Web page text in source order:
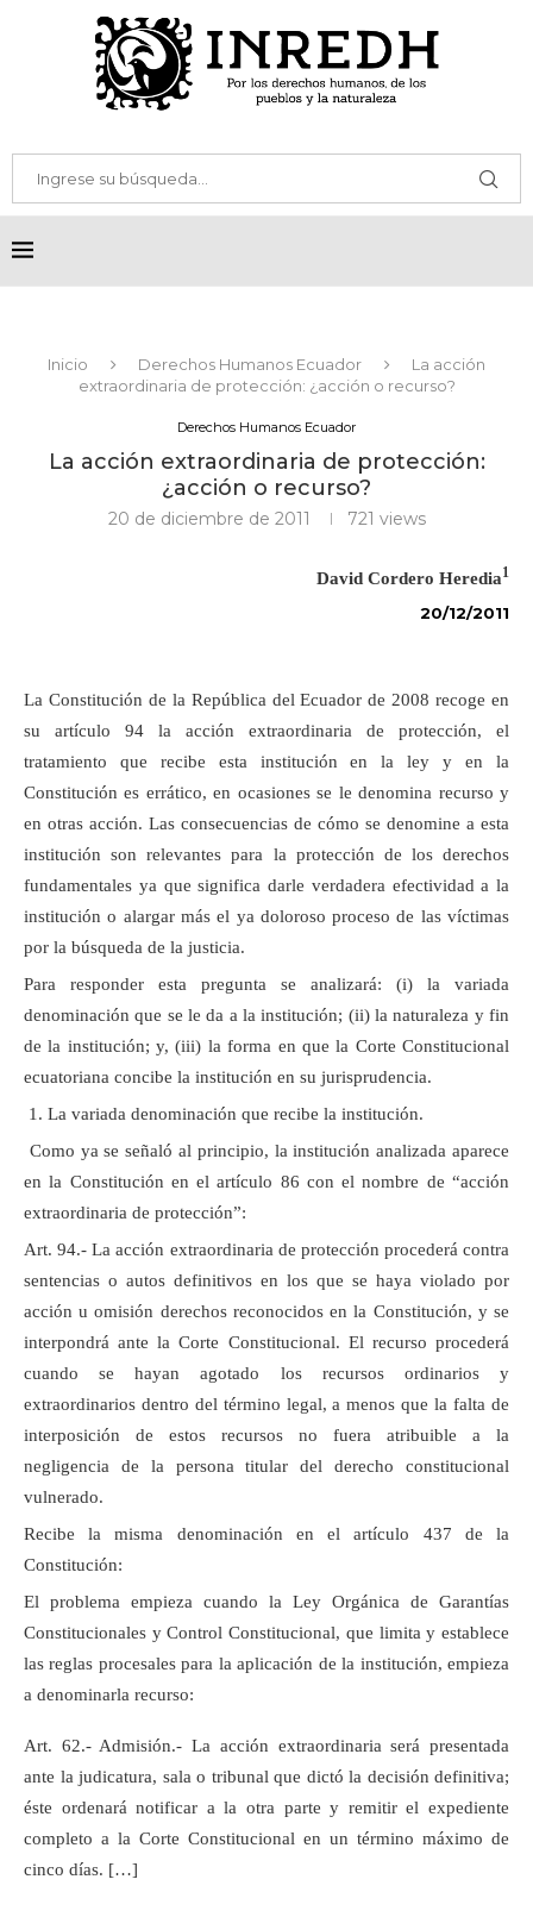
Inicio Derechos Humanos Ecuador
La acción
extraordinaria de protección: ¿acción o recurso?
Derechos Humanos Ecuador
La acción extraordinaria de protección:
¿acción o recurso?
20 de diciembre de 2011 721 views
David Cordero Heredia1
20/12/2011
La Constitución de la República del Ecuador de 2008 recoge en
su artículo 94 la acción extraordinaria de protección, el
tratamiento que recibe esta institución en la ley y en la
Constitución es errático, en ocasiones se le denomina recurso y
en otras acción. Las consecuencias de cómo se denomine a esta
institución son relevantes para la protección de los derechos
fundamentales ya que significa darle verdadera efectividad a la
institución o alargar más el ya doloroso proceso de las víctimas
por la búsqueda de la justicia.
Para responder esta pregunta se analizará: (i) la variada
denominación que se le da a la institución; (ii) la naturaleza y fin
de la institución; y, (iii) la forma en que la Corte Constitucional
ecuatoriana concibe la institución en su jurisprudencia.
1. La variada denominación que recibe la institución.
Como ya se señaló al principio, la institución analizada aparece
en la Constitución en el artículo 86 con el nombre de “acción
extraordinaria de protección”:
Art. 94.- La acción extraordinaria de protección procederá contra
sentencias o autos definitivos en los que se haya violado por
acción u omisión derechos reconocidos en la Constitución, y se
interpondrá ante la Corte Constitucional. El recurso procederá
cuando se hayan agotado los recursos ordinarios y
extraordinarios dentro del término legal, a menos que la falta de
interposición de estos recursos no fuera atribuible a la
negligencia de la persona titular del derecho constitucional
vulnerado.
Recibe la misma denominación en el artículo 437 de la
Constitución:
El problema empieza cuando la Ley Orgánica de Garantías
Constitucionales y Control Constitucional, que limita y establece
las reglas procesales para la aplicación de la institución, empieza
a denominarla recurso:
Art. 62.- Admisión.- La acción extraordinaria será presentada
ante la judicatura, sala o tribunal que dictó la decisión definitiva;
éste ordenará notificar a la otra parte y remitir el expediente
completo a la Corte Constitucional en un término máximo de
cinco días. […]